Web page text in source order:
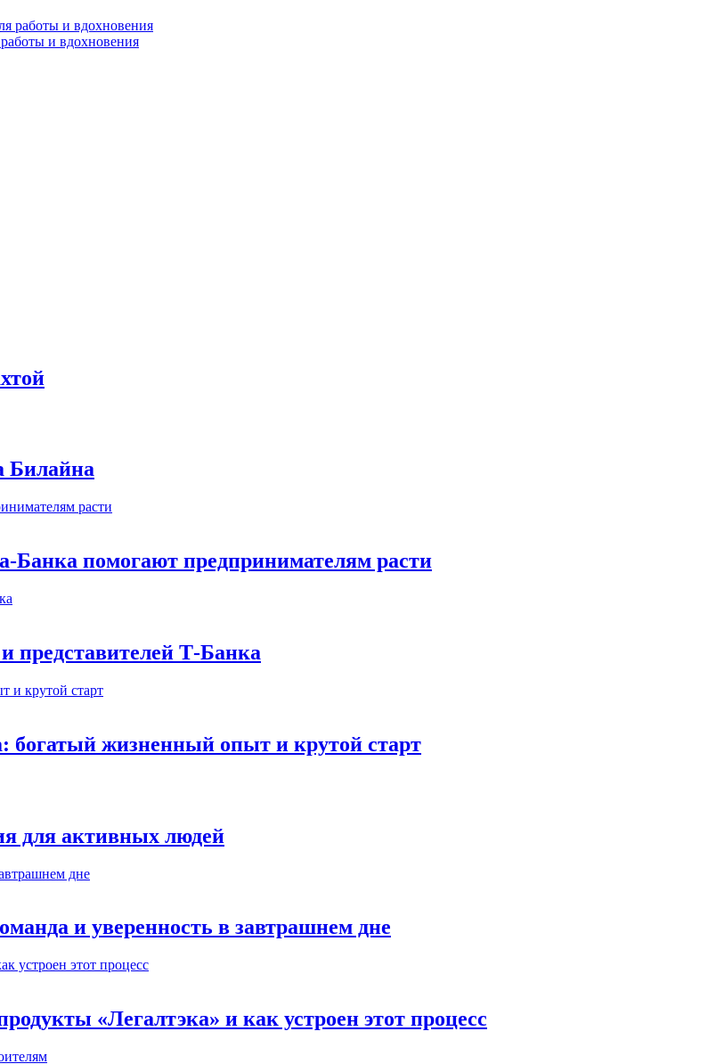
и вдохновения
Билайна
помогают предпринимателям расти
представителей Т-Банка
богатый жизненный опыт и крутой старт
для активных людей
и уверенность в завтрашнем дне
«Легалтэка» и как устроен этот процесс